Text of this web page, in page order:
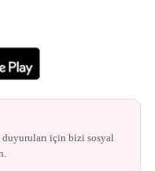
için bizi sosyal